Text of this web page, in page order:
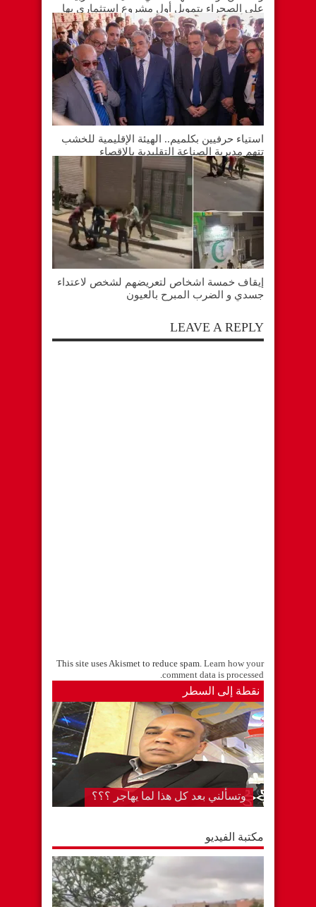
على الصحراء بتمويل أول مشروع استثماري بها
استياء حرفيين بكلميم.. الهيئة الإقليمية للخشب
تتهم مديرية الصناعة التقليدية بالإقصاء
إيقاف خمسة اشخاص لتعريضهم لشخص لاعتداء
جسدي و الضرب المبرح بالعيون
LEAVE A REPLY
This site uses Akismet to reduce spam. Learn how your
comment data is processed
نقطة إلى السطر
وتسألني بعد كل هذا لما يهاجر ؟؟؟
مكتبة الفيديو